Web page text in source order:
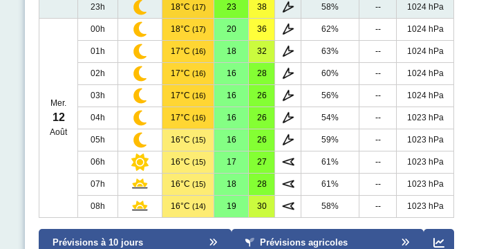
23h 18°C (17) 23 38 58% -- 1024 hPa
Mer.
12
Août
00h 18°C (17) 20 36 62% -- 1024 hPa
01h 17°C (16) 18 32 63% -- 1024 hPa
02h 17°C (16) 16 28 60% -- 1024 hPa
03h 17°C (16) 16 26 56% -- 1024 hPa
04h 17°C (16) 16 26 54% -- 1023 hPa
05h 16°C (15) 16 26 59% -- 1023 hPa
06h 16°C (15) 17 27 61% -- 1023 hPa
07h 16°C (15) 18 28 61% -- 1023 hPa
08h 16°C (14) 19 30 58% -- 1023 hPa
Prévisions à 10 jours Prévisions agricoles